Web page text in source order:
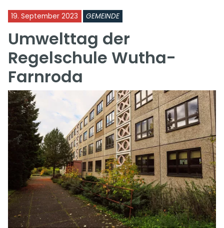
19. September 2023 GEMEINDE
Umwelttag der
Regelschule Wutha-
Farnroda